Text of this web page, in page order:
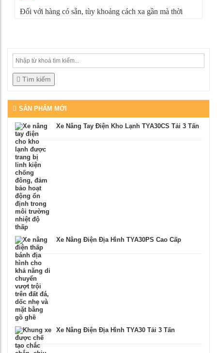
Đối với hàng có sẵn, tùy khoảng cách xa gần mà thời
Tìm kiếm
SẢN PHẨM MỚI
Xe Nâng Tay Điện Kho Lạnh TYA30CS Tải 3 Tấn
Xe Nâng Điện Địa Hình TYA30PS Cao Cấp
Xe Nâng Điện Địa Hình TYA30 Tải 3 Tấn